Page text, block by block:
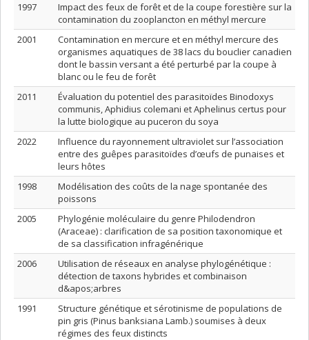
1997
Impact des feux de forêt et de la coupe forestière sur la
contamination du zooplancton en méthyl mercure
2001
Contamination en mercure et en méthyl mercure des
organismes aquatiques de 38 lacs du bouclier canadien
dont le bassin versant a été perturbé par la coupe à
blanc ou le feu de forêt
2011
Évaluation du potentiel des parasitoïdes Binodoxys
communis, Aphidius colemani et Aphelinus certus pour
la lutte biologique au puceron du soya
2022
Influence du rayonnement ultraviolet sur l’association
entre des guêpes parasitoïdes d’œufs de punaises et
leurs hôtes
1998
Modélisation des coûts de la nage spontanée des
poissons
2005
Phylogénie moléculaire du genre Philodendron
(Araceae) : clarification de sa position taxonomique et
de sa classification infragénérique
2006
Utilisation de réseaux en analyse phylogénétique :
détection de taxons hybrides et combinaison
d&apos;arbres
1991
Structure génétique et sérotinisme de populations de
pin gris (Pinus banksiana Lamb.) soumises à deux
régimes des feux distincts